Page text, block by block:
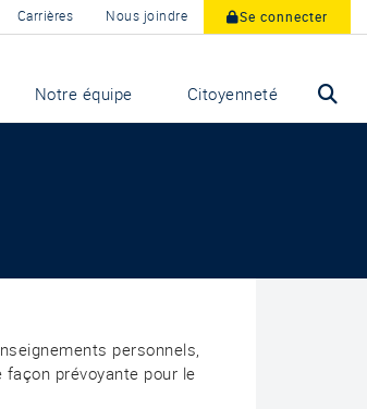
Carrières Nous joindre Se connecter
Notre équipe Citoyenneté
personnels,
prévoyante pour le